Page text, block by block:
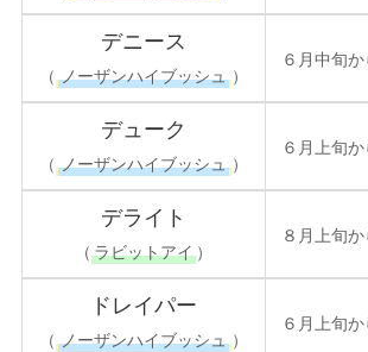
デニース
（ ノーザンハイブッシュ ）
６月中旬
デューク
（ ノーザンハイブッシュ ）
６月上旬
デライト
（ ラビットアイ）
８月上旬
ドレイパー
（ ノーザンハイブッシュ ）
６月上旬